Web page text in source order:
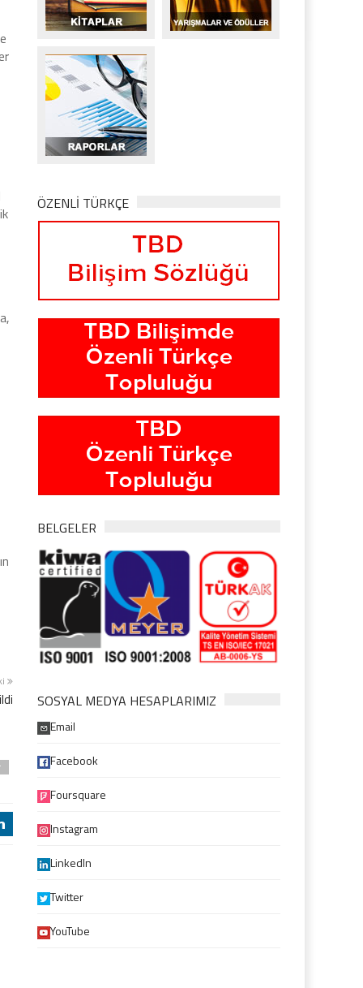
ÖZENLİ TÜRKÇE
BELGELER
SOSYAL MEDYA HESAPLARIMIZ
Email
Facebook
Foursquare
Instagram
LinkedIn
Twitter
YouTube